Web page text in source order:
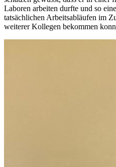
Laboren arbeiten durfte und so
tatsächlichen Arbeitsabläufen im
weiterer Kollegen bekommen